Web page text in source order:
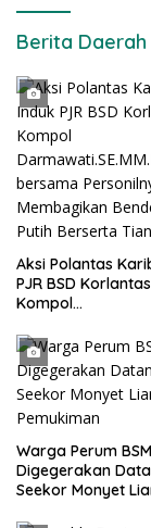
Berita Daerah
Aksi Polantas
PJR BSD
Kompol
bersama
Membagikan
Putih Berserta
Warga Perum
Digegerakan Datangnya
Seekor Monyet